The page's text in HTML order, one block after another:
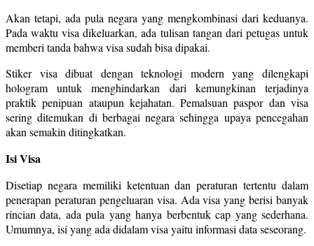
Akan tetapi, ada pula negara yang mengkombinasi dari keduanya.
Pada waktu visa dikeluarkan, ada tulisan tangan dari petugas untuk
memberi tanda bahwa visa sudah bisa dipakai.
Stiker visa dibuat dengan teknologi modern yang dilengkapi
hologram untuk menghindarkan dari kemungkinan terjadinya
praktik penipuan ataupun kejahatan. Pemalsuan paspor dan visa
sering ditemukan di berbagai negara sehingga upaya pencegahan
akan semakin ditingkatkan.
Isi Visa
Disetiap negara memiliki ketentuan dan peraturan tertentu dalam
penerapan peraturan pengeluaran visa. Ada visa yang berisi banyak
rincian data, ada pula yang hanya berbentuk cap yang sederhana.
Umumnya, isi yang ada didalam visa yaitu informasi data seseorang.